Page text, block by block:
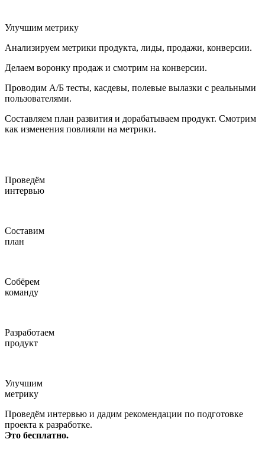
Улучшим метрику
Анализируем метрики продукта, лиды, продажи, конверсии.
Делаем воронку продаж и смотрим на конверсии.
Проводим A/Б тесты, касдевы, полевые вылазки с реальными
пользователями.
Составляем план развития и дорабатываем продукт. Смотрим
как изменения повлияли на метрики.
Проведём
интервью
Составим
план
Собёрем
команду
Разработаем
продукт
Улучшим
метрику
Проведём интервью и дадим рекомендации по подготовке
проекта к разработке.
Это бесплатно.